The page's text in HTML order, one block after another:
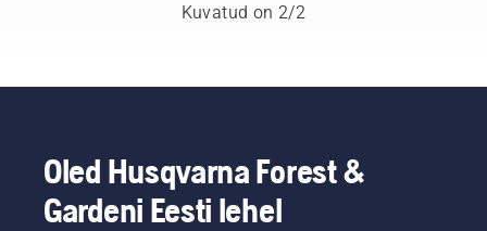
Kuvatud on 2/2
Oled Husqvarna Forest &
Gardeni Eesti lehel